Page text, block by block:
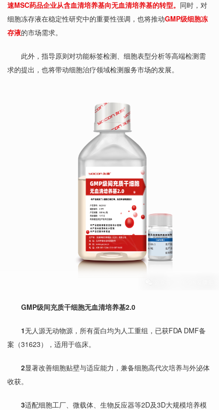
速MSC药品企业从含血清培养基向无血清培养基的转型。 同时，对
细胞冻存液在稳定性研究中的重要性强调，也将推动GMP级细胞冻
存液的市场需求。
此外，指导原则对功能标签检测、 细胞表型分析等高端检测需
求的提出，也将带动细胞治疗领域检测服务市场的发展。
GMP级间充质干细胞无血清培养基2.0
1无人源无动物源，所有蛋白均为人工重组，已获FDA DMF备
案（31623），适用于临床。
2显著改善细胞贴壁与适应能力，兼备细胞高代次培养与外泌体
收获。
3适配细胞工厂、微载体、生物反应器等2D及3D大规模培养模